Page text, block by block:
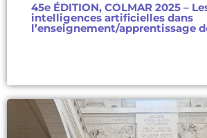
45e ÉDITION, COLMAR 2025 –
intelligences artificielles dans
l’enseignement/apprentissage